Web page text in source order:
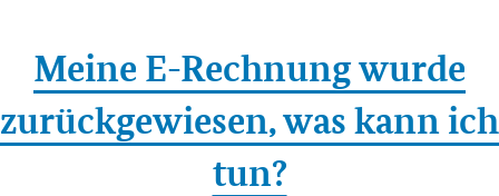
Meine E-Rechnung wurde
zurückgewiesen, was kann ich
tun?